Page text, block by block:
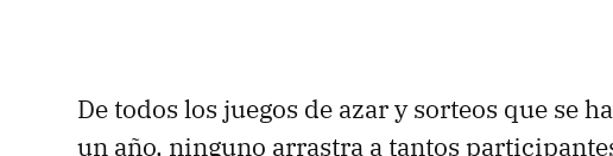
De todos los juegos de azar y sorteos que se
un año, ninguno arrastra a tantos